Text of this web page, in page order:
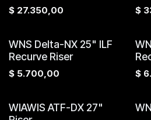
$ 27.350,00 $
WNS Delta-NX 25" ILF
Recurve Riser
$ 5.700,00 $
WIAWIS ATF-DX 27"